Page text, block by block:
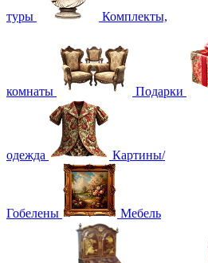
туры Комплекты,
комнаты Подарки
одежда Картины/
Гобелены Мебель